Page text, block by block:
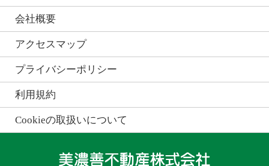
会社概要
アクセスマップ
プライバシーポリシー
利用規約
Cookieの取扱いについて